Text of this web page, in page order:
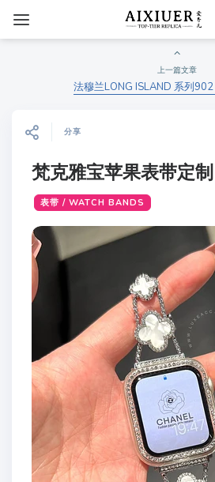
上一篇文章
法穆兰LONG ISLAND 系列
分享
梵克雅宝苹果表带定制
表带 / WATCH BANDS